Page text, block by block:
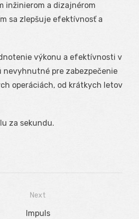
inžinierom a dizajnérom
sa zlepšuje efektívnosť a
výkonu a efektívnosti v
nevyhnutné pre zabezpečenie
operáciách, od krátkych letov
za sekundu.
Next
Next
Impuls